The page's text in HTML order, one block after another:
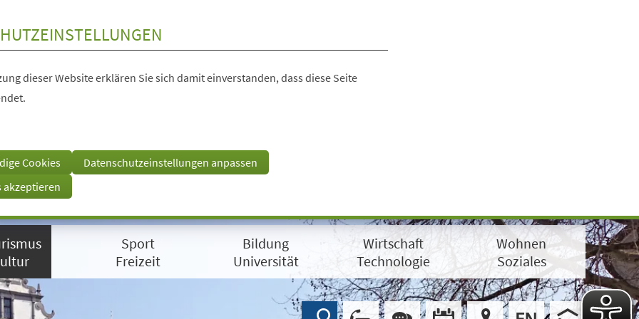
dieser Website erklären Sie sich damit einverstanden, dass diese Seite
Cookies
Datenschutzeinstellungen anpassen
akzeptieren
Sport
Freizeit
Bildung
Universität
Wirtschaft
Technologie
Wohnen
Soziales